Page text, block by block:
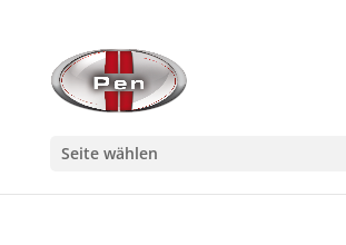
Seite wählen